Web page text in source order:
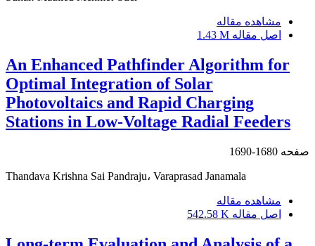
مشاهده مقاله
اصل مقاله 1.43 M
An Enhanced Pathfinder Algorithm for
Optimal Integration of Solar
Photovoltaics and Rapid Charging
Stations in Low-Voltage Radial Feeders
صفحه 1680-1690
Thandava Krishna Sai Pandraju، Varaprasad Janamala
مشاهده مقاله
اصل مقاله 542.58 K